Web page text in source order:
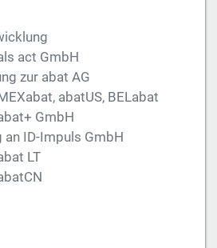
act GmbH
zur abat AG
abatUS, BELabat
GmbH
ID-Impuls GmbH
LT